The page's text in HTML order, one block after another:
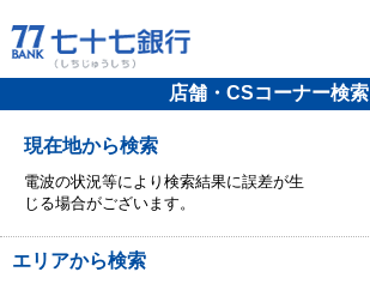
店舗・CSコーナー検索
現在地から検索
電波の状況等により検索結果に誤差が生
じる場合がございます。
エリアから検索